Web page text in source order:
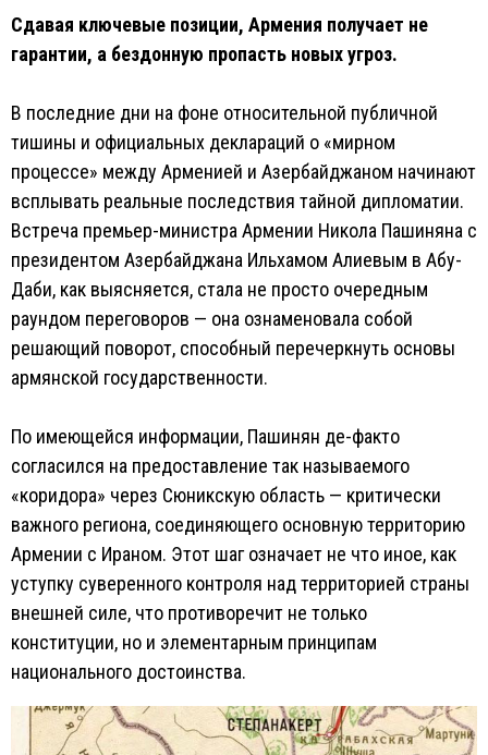
Сдавая ключевые позиции, Армения получает не
гарантии, а бездонную пропасть новых угроз.
В последние дни на фоне относительной публичной
тишины и официальных деклараций о «мирном
процессе» между Арменией и Азербайджаном начинают
всплывать реальные последствия тайной дипломатии.
Встреча премьер-министра Армении Никола Пашиняна с
президентом Азербайджана Ильхамом Алиевым в Абу-
Даби, как выясняется, стала не просто очередным
раундом переговоров — она ознаменовала собой
решающий поворот, способный перечеркнуть основы
армянской государственности.
По имеющейся информации, Пашинян де-факто
согласился на предоставление так называемого
«коридора» через Сюникскую область — критически
важного региона, соединяющего основную территорию
Армении с Ираном. Этот шаг означает не что иное, как
уступку суверенного контроля над территорией страны
внешней силе, что противоречит не только
конституции, но и элементарным принципам
национального достоинства.